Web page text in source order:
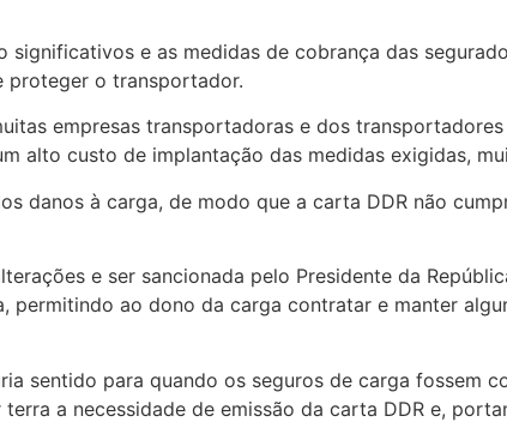
e as medidas de cobrança das
proteger o transportador.
empresas transportadoras e dos
alto custo de implantação das medidas exigidas,
danos à carga, de modo que a carta DDR não
e ser sancionada pelo Presidente da
ao dono da carga contratar e manter
sentido para quando os seguros de carga fossem
a necessidade de emissão da carta DDR e,